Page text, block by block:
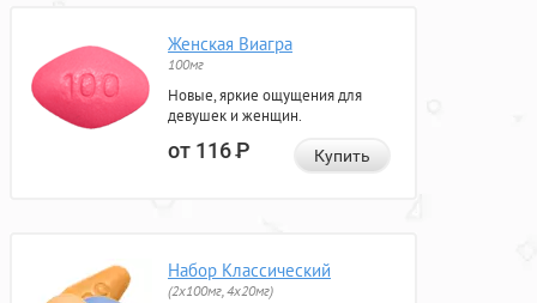
Женская Виагра
100мг
Новые, яркие ощущения для
девушек и женщин.
от 116Р Купить
Набор Классический
(2x100мг, 4x20мг)